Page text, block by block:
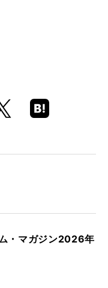
Hatena
Boo
・マガジン2026年